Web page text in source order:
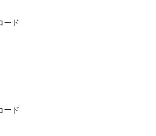
ード
ード